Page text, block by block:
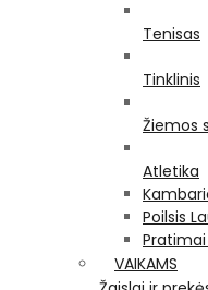
Tenisas
Tinklinis
Žiemos
Atletika
Poilsis
VAIKAMS